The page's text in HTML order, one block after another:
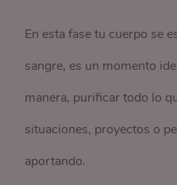
En esta fase tu cuerpo se
sangre, es un momento
manera, purificar todo lo
situaciones, proyectos o
aportando.